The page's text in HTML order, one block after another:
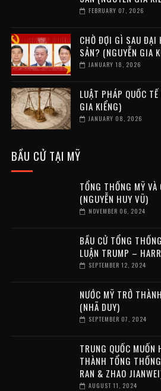
FEBRUARY 07, 2026
CHỜ ĐỢI GÌ SAU ĐẠI
SẢN? (NGUYỄN GIA
JANUARY 18, 2026
LUẬT PHÁP QUỐC
GIA KIỂNG)
JANUARY 08, 2026
BẦU CỬ TẠI MỸ
TỔNG THỐNG MỸ
(NGUYỄN HUY VŨ)
NOVEMBER 06, 2024
BẦU CỬ TỔNG
LUẬN TRUMP –
SEPTEMBER 12, 2024
NƯỚC MỸ TRỞ
(NHÃ DUY)
SEPTEMBER 07, 2024
TRUNG QUỐC
THÀNH TỔNG
RAN & ZHAO
AUGUST 11, 2024